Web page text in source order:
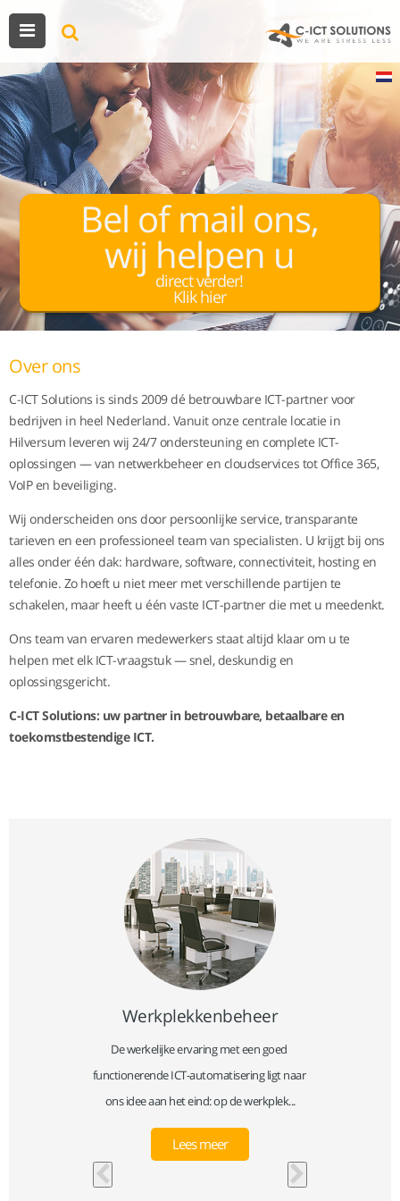
Bel of mail ons,
wij helpen u
direct verder!
Klik hier
Over ons
C-ICT Solutions is sinds 2009 dé betrouwbare ICT-partner voor
bedrijven in heel Nederland. Vanuit onze centrale locatie in
Hilversum leveren wij 24/7 ondersteuning en complete ICT-
oplossingen — van netwerkbeheer en cloudservices tot Office 365,
VoIP en beveiliging.
Wij onderscheiden ons door persoonlijke service, transparante
tarieven en een professioneel team van specialisten. U krijgt bij ons
alles onder één dak: hardware, software, connectiviteit, hosting en
telefonie. Zo hoeft u niet meer met verschillende partijen te
schakelen, maar heeft u één vaste ICT-partner die met u meedenkt.
Ons team van ervaren medewerkers staat altijd klaar om u te
helpen met elk ICT-vraagstuk — snel, deskundig en
oplossingsgericht.
C-ICT Solutions: uw partner in betrouwbare, betaalbare en
toekomstbestendige ICT.
Werkplekkenbeheer
De werkelijke ervaring met een goed
functionerende ICT-automatisering ligt naar
ons idee aan het eind: op de werkplek...
Lees meer